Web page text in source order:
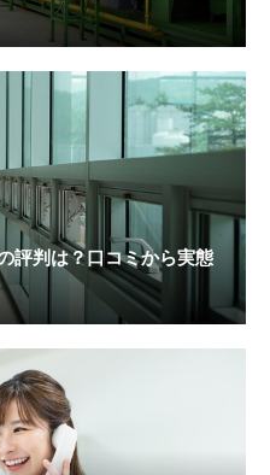
評判は？口コミから実態